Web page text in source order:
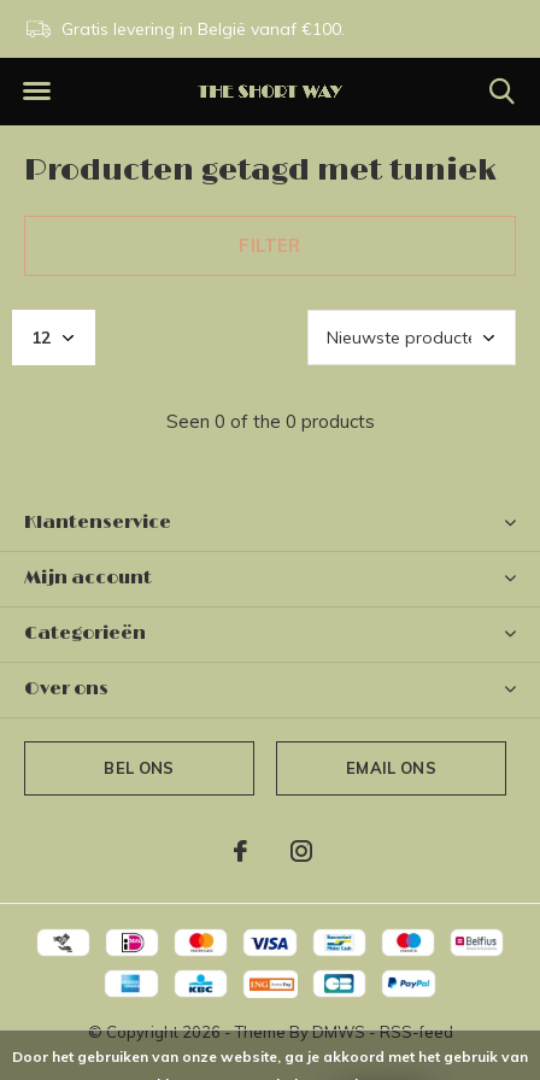
Gratis levering in België vanaf €100.
Producten getagd met tuniek
FILTER
Seen 0 of the 0 products
Klantenservice
Mijn account
Categorieën
Over ons
BEL ONS EMAIL ONS
© Copyright2026- Theme ByDMWS-RSS-feed
Door het gebruiken van onze website, ga je akkoord met het gebruik van